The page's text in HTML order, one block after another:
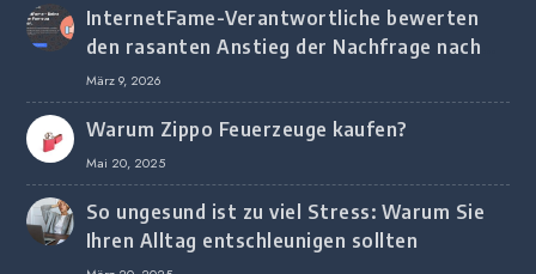
InternetFame-Verantwortliche bewerten
den rasanten Anstieg der Nachfrage nach
digitalem Marketing bei deutschen
Unternehmen
März 9, 2026
Warum Zippo Feuerzeuge kaufen?
Mai 20, 2025
So ungesund ist zu viel Stress: Warum Sie
Ihren Alltag entschleunigen sollten